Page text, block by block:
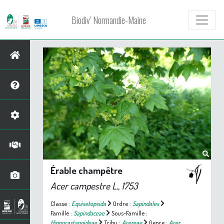
Biodiv' Normandie-Maine
Érable champêtre
Acer campestreL., 1753
Classe : Equisetopsida Ordre : Sapindales
Famille : Sapindaceae
Sous-Famille :
Hippocastanoideae
Tribu : Acereae Genre : Acer